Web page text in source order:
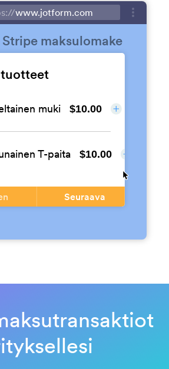
www.jotform.com
maksulomake
muki $10.00
T-paita $10.00
Seuraava